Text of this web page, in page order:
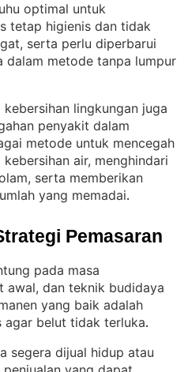
optimal untuk
tetap higienis dan tidak
serta perlu diperbarui
dalam metode tanpa lumpur
lingkungan juga
penyakit dalam
metode untuk mencegah
air, menghindari
serta memberikan
yang memadai.
Pemasaran
pada masa
awal, dan teknik budidaya
yang baik adalah
agar belut tidak terluka.
segera dijual hidup atau